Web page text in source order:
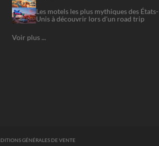
Les motels les plus mythiques des États-
Unis à découvrir lors d'un road trip
Voir plus ...
GÉNÉRALES DE VENTE